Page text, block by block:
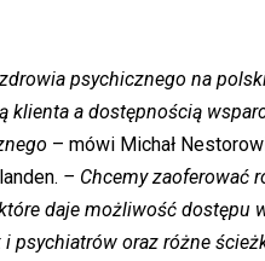
psychicznego na
klienta a dostępnością
– mówi Michał
– Chcemy zaoferować
daje możliwość dostępu
psychiatrów oraz różne